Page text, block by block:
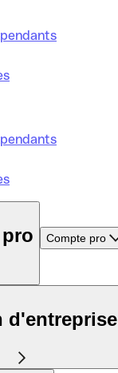
Compte pro
d'entreprise